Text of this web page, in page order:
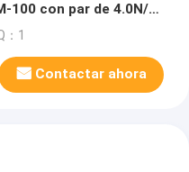
100 con par de 4.0N/M
：1
Contactar ahora